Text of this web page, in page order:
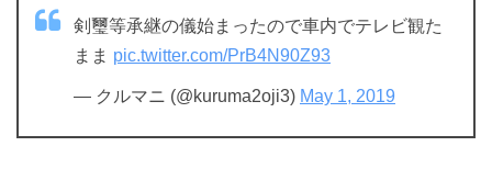
剣璽等承継の儀始まったので車内でテレビ観た
まま pic.twitter.com/PrB4N90Z93
— クルマニ (@kuruma2oji3) May 1, 2019